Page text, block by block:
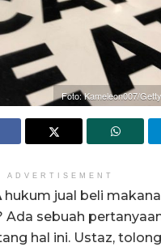
Foto: Kameleon007/
ADVERTISEMENT
hukum jual beli
Ada sebuah
hal ini. Ustaz, tolong